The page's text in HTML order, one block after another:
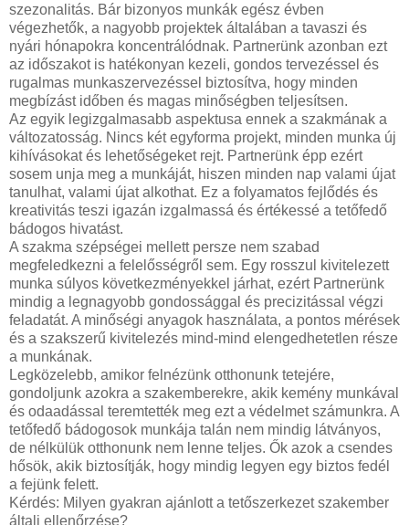
szezonalitás. Bár bizonyos munkák egész évben
végezhetők, a nagyobb projektek általában a tavaszi és
nyári hónapokra koncentrálódnak. Partnerünk azonban ezt
az időszakot is hatékonyan kezeli, gondos tervezéssel és
rugalmas munkaszervezéssel biztosítva, hogy minden
megbízást időben és magas minőségben teljesítsen.
Az egyik legizgalmasabb aspektusa ennek a szakmának a
változatosság. Nincs két egyforma projekt, minden munka új
kihívásokat és lehetőségeket rejt. Partnerünk épp ezért
sosem unja meg a munkáját, hiszen minden nap valami újat
tanulhat, valami újat alkothat. Ez a folyamatos fejlődés és
kreativitás teszi igazán izgalmassá és értékessé a tetőfedő
bádogos hivatást.
A szakma szépségei mellett persze nem szabad
megfeledkezni a felelősségről sem. Egy rosszul kivitelezett
munka súlyos következményekkel járhat, ezért Partnerünk
mindig a legnagyobb gondossággal és precizitással végzi
feladatát. A minőségi anyagok használata, a pontos mérések
és a szakszerű kivitelezés mind-mind elengedhetetlen része
a munkának.
Legközelebb, amikor felnézünk otthonunk tetejére,
gondoljunk azokra a szakemberekre, akik kemény munkával
és odaadással teremtették meg ezt a védelmet számunkra. A
tetőfedő bádogosok munkája talán nem mindig látványos,
de nélkülük otthonunk nem lenne teljes. Ők azok a csendes
hősök, akik biztosítják, hogy mindig legyen egy biztos fedél
a fejünk felett.
Kérdés: Milyen gyakran ajánlott a tetőszerkezet szakember
általi ellenőrzése?